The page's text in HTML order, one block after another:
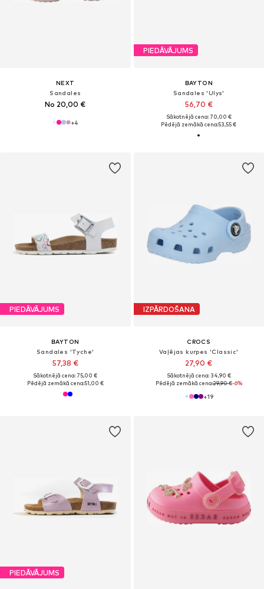
NEXT
Sandales
No 20,00 €
+4
PIEDĀVĀJUMS
BAYTON
Sandales 'Ulys'
56,70 €
Sākotnējā cena: 70,00 €
Pēdējā zemākā cena:53,55 €
PIEDĀVĀJUMS
BAYTON
Sandales 'Tyche'
57,38 €
Sākotnējā cena: 75,00 €
Pēdējā zemākā cena:51,00 €
IZPĀRDOŠANA
CROCS
Vaļējas kurpes 'Classic'
27,90 €
Sākotnējā cena: 34,90 €
Pēdējā zemākā cena:29,90 €-6%
+19
PIEDĀVĀJUMS